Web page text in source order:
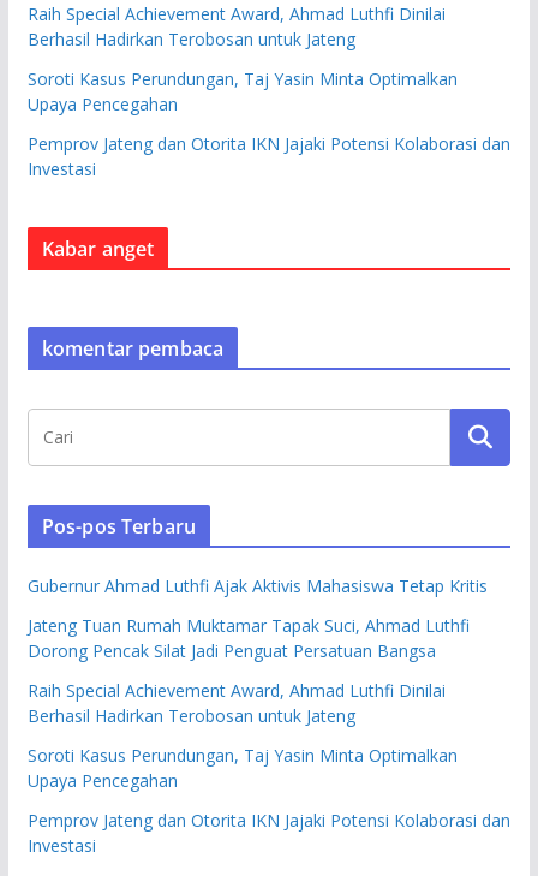
Raih Special Achievement Award, Ahmad Luthfi Dinilai
Berhasil Hadirkan Terobosan untuk Jateng
Soroti Kasus Perundungan, Taj Yasin Minta Optimalkan
Upaya Pencegahan
Pemprov Jateng dan Otorita IKN Jajaki Potensi Kolaborasi dan
Investasi
Kabar anget
komentar pembaca
Pos-pos Terbaru
Gubernur Ahmad Luthfi Ajak Aktivis Mahasiswa Tetap Kritis
Jateng Tuan Rumah Muktamar Tapak Suci, Ahmad Luthfi
Dorong Pencak Silat Jadi Penguat Persatuan Bangsa
Raih Special Achievement Award, Ahmad Luthfi Dinilai
Berhasil Hadirkan Terobosan untuk Jateng
Soroti Kasus Perundungan, Taj Yasin Minta Optimalkan
Upaya Pencegahan
Pemprov Jateng dan Otorita IKN Jajaki Potensi Kolaborasi dan
Investasi